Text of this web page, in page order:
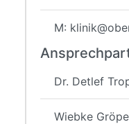
M:
Dr. Detlef
Wiebke